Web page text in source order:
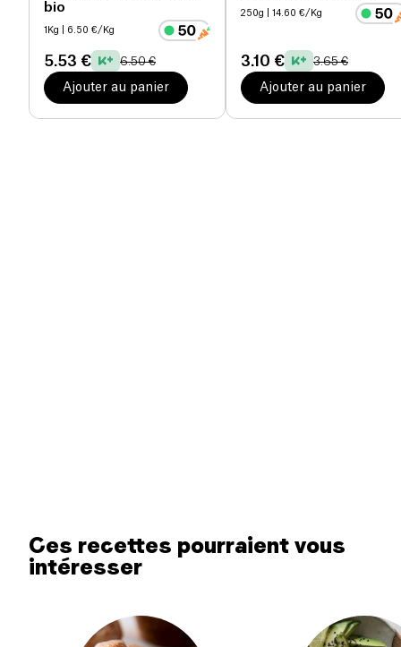
bio
1Kg | 6.50 €/Kg
5.53 € 6.50 €
Ajouter au panier
250g | 14.60 €/Kg
3.10 € 3.65 €
Ajouter au panier
Ces recettes pourraient vous
intéresser